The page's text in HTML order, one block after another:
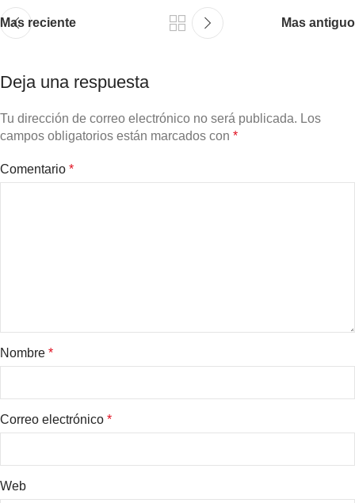
Mas reciente Mas antiguo
Deja una respuesta
Tu dirección de correo electrónico no será publicada. Los
campos obligatorios están marcados con *
Comentario *
Nombre *
Correo electrónico *
Web